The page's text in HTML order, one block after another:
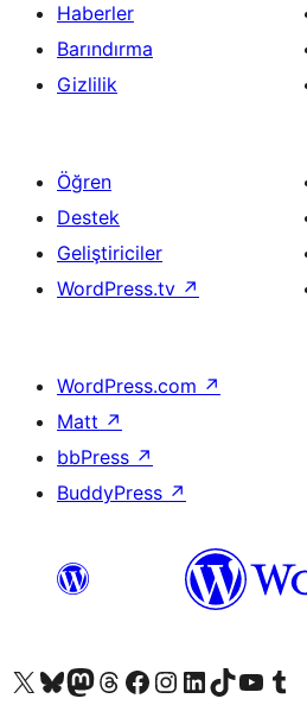
Haberler
Barındırma
Gizlilik
Öğren
Destek
Geliştiriciler
WordPress.tv ↗
WordPress.com ↗
Matt ↗
bbPress ↗
BuddyPress ↗
X (eski Twitter) hesabımıza bakın
Bluesky hesabımızı ziyaret edinMastodon hesabımızı ziyaret edinThreads hesabımızı ziyaret edinFacebook sayfamızı ziyaret edinInstagram hesabımızı ziyaret edinLinkedIn hesabımızı ziyaret edinTikTok hesabımızı ziyaret edinYouTube kanalımızı ziyaret edinTumblr hesabımızı ziyaret edin